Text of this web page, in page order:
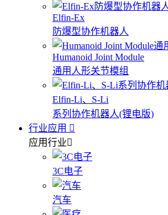
Elfin-Ex
防爆型协作机器人
Humanoid Joint Module
通用人形关节模组
Elfin-Li、S-Li
系列协作机器人(锂电版)
行业应用
应用行业
3C电子
汽车